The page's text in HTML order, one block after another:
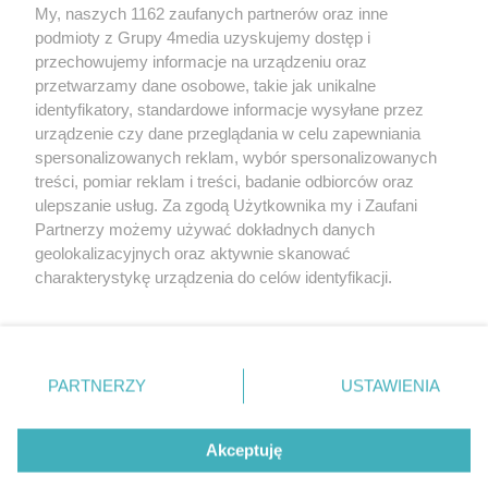
Redakcja Reklama Prywatność
Praca Łódź
the:protocol
Facebook.com
Youtube.com
My, naszych 1162 zaufanych partnerów oraz inne
podmioty z Grupy 4media uzyskujemy dostęp i
przechowujemy informacje na urządzeniu oraz
przetwarzamy dane osobowe, takie jak unikalne
identyfikatory, standardowe informacje wysyłane przez
urządzenie czy dane przeglądania w celu zapewniania
spersonalizowanych reklam, wybór spersonalizowanych
treści, pomiar reklam i treści, badanie odbiorców oraz
ulepszanie usług. Za zgodą Użytkownika my i Zaufani
Partnerzy możemy używać dokładnych danych
geolokalizacyjnych oraz aktywnie skanować
charakterystykę urządzenia do celów identyfikacji.
zmienić/wycofać klikając przycisk ustawień prywatności
znajdujący się w lewym dolnym rogu strony
. Niektóre
użytkownika, ale masz prawo sprzeciwić się takiemu
przetwarzaniu. Preferencje będą miały zastosowania tylko
PARTNERZY USTAWIENIA
Akceptuję